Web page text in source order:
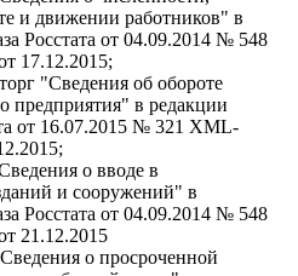
и движении работников" в
Росстата от 04.09.2014 № 548
17.12.2015;
"Сведения об обороте
предприятия" в редакции
от 16.07.2015 № 321 XML-
о вводе в
и сооружений" в
Росстата от 04.09.2014 № 548
21.12.2015
о просроченной